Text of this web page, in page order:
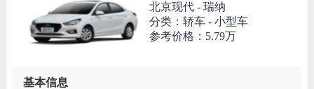
北京现代 - 瑞纳
分类：轿车 - 小型车
参考价格： 5.79万
基本信息